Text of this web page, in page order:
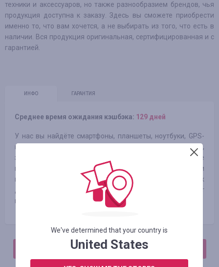
техники и аксессуаров, но также разнообразием брендов, чья
продукция доступна к заказу. Здесь вы сможете приобрести
именно то, что вам хочется, а не выбирать из того, что есть в
наличии. Вся продукция оригинальная, сертифицированная и с
гарантией.
ИНФО ГАРАНТИЯ
Среднее время ожидания кэшбэка: 129 дней
У нас вы найдёте смартфоны, планшеты, ноутбуки, GPS-
навигаторы, широкий выбор чехлов, защитных плёнок,
зарядных устройств, переходников и кабелей, другие
интересные устройства и товары. Наши сотрудники
помогут вам в выборе гаджета и подходящих
дополнительных приспособлений, установят и настроят
необходимые программы.
АВТОРИЗИРУЙТЕСЬ, ЧТОБЫ ОСТАВИТЬ ОТЗЫВ
We've determined that your country is
United States